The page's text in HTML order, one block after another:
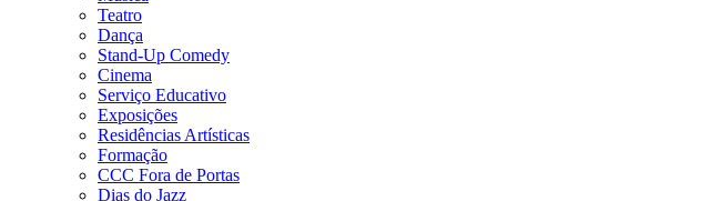
Teatro
Dança
Stand-Up Comedy
Cinema
Serviço Educativo
Exposições
Residências Artísticas
Formação
CCC Fora de Portas
Dias do Jazz